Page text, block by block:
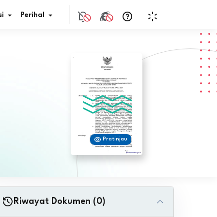
JDIH
Perihal
Pratinjau
Riwayat Dokumen (0)